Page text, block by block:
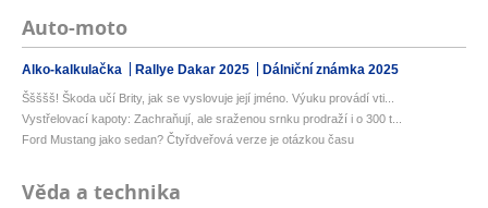
Auto-moto
Alko-kalkulačka Rallye Dakar 2025 Dálniční známka 2025
Ššššš! Škoda učí Brity, jak se vyslovuje její jméno. Výuku provádí vti...
Vystřelovací kapoty: Zachraňují, ale sraženou srnku prodraží i o 300 t...
Ford Mustang jako sedan? Čtyřdveřová verze je otázkou času
Věda a technika